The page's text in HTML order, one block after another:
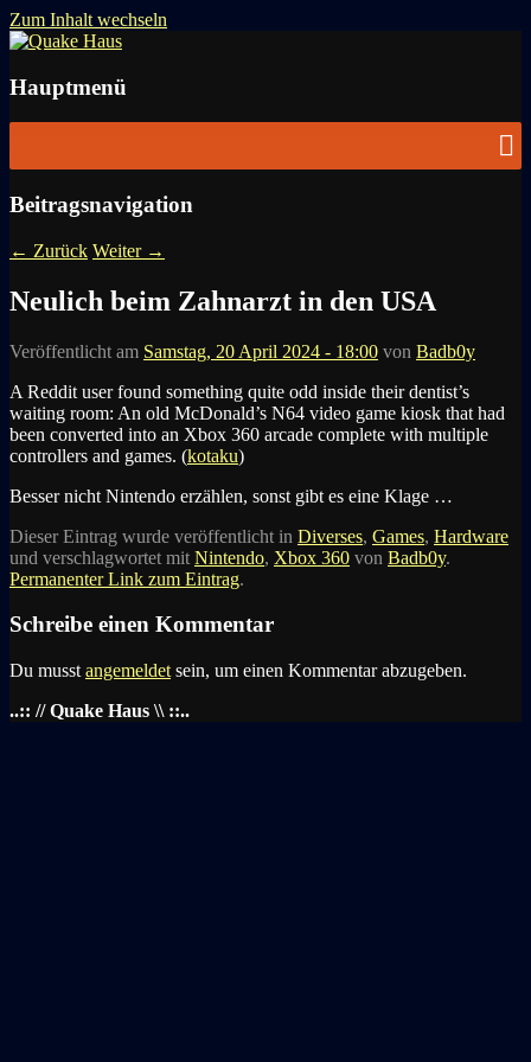
Zum Inhalt wechseln
Quake Haus
Hauptmenü
Beitragsnavigation
← Zurück Weiter →
Neulich beim Zahnarzt in den USA
Veröffentlicht am Samstag, 20 April 2024 - 18:00 von Badb0y
A Reddit user found something quite odd inside their dentist’s
waiting room: An old McDonald’s N64 video game kiosk that had
been converted into an Xbox 360 arcade complete with multiple
controllers and games. (kotaku)
Besser nicht Nintendo erzählen, sonst gibt es eine Klage …
Dieser Eintrag wurde veröffentlicht in Diverses, Games, Hardware
und verschlagwortet mit Nintendo, Xbox 360 von Badb0y.
Permanenter Link zum Eintrag.
Schreibe einen Kommentar
Du musst angemeldet sein, um einen Kommentar abzugeben.
..:: // Quake Haus \\ ::..